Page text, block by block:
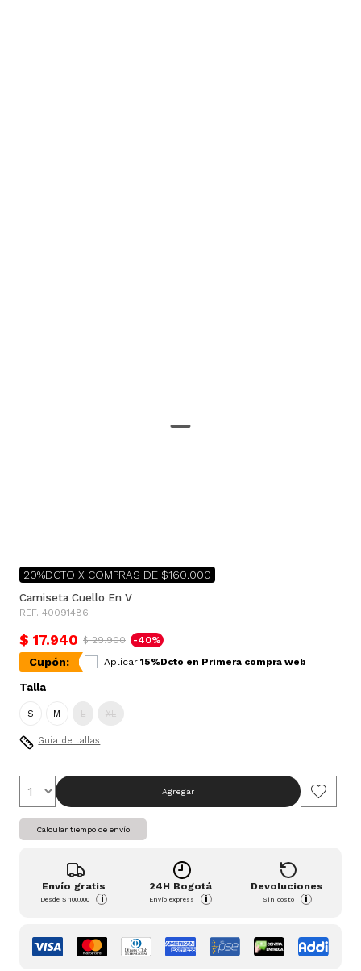
20%DCTO X COMPRAS DE $160.000
Camiseta Cuello En V
REF. 40091486
$ 17.940 $ 29.900 -40%
Cupón: Aplicar 15%Dcto en Primera compra web
Talla
S M L XL
Guia de tallas
Agregar
Calcular tiempo de envío
Envío gratis
Desde$ 100.000 i
24H Bogotá
Envío express i
Devoluciones
Sin costo i